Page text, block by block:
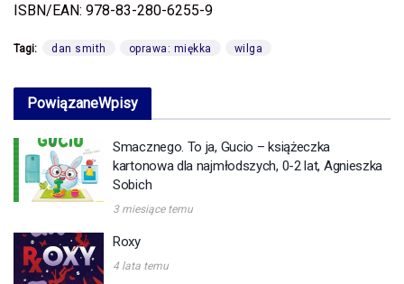
ISBN/EAN: 978-83-280-6255-9
Tagi: dan smith oprawa: miękka wilga
PowiązaneWpisy
Smacznego. To ja, Gucio – książeczka
kartonowa dla najmłodszych, 0-2 lat, Agnieszka
Sobich
3 miesiące temu
Roxy
4 lata temu